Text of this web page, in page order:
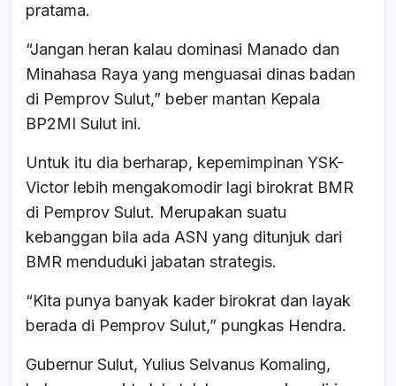
pratama.
“Jangan heran kalau dominasi Manado dan
Minahasa Raya yang menguasai dinas badan
di Pemprov Sulut,” beber mantan Kepala
BP2MI Sulut ini.
Untuk itu dia berharap, kepemimpinan YSK-
Victor lebih mengakomodir lagi birokrat BMR
di Pemprov Sulut. Merupakan suatu
kebanggan bila ada ASN yang ditunjuk dari
BMR menduduki jabatan strategis.
“Kita punya banyak kader birokrat dan layak
berada di Pemprov Sulut,” pungkas Hendra.
Gubernur Sulut, Yulius Selvanus Komaling,